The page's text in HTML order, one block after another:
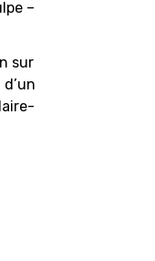
–
sur